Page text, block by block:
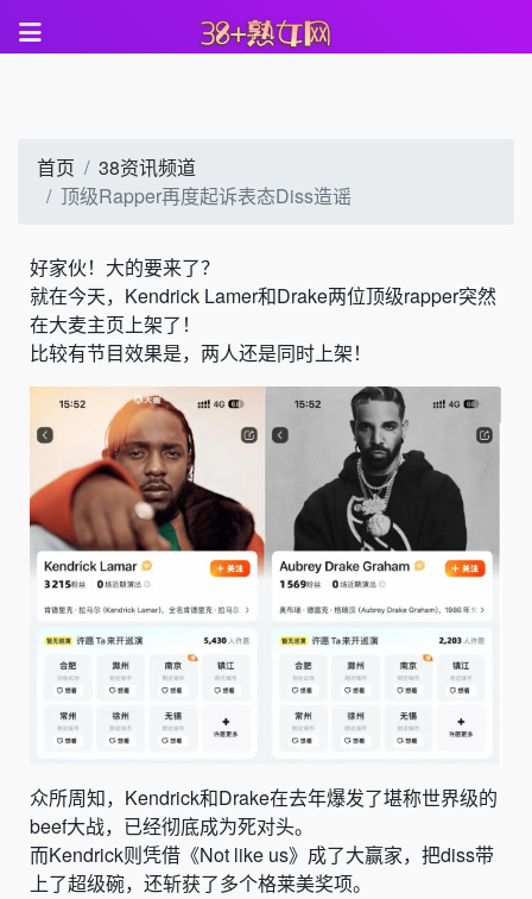
首页
38资讯频道
顶级Rapper再度起诉表态Diss造谣
好家伙！大的要来了？
就在今天，Kendrick Lamer和Drake两位顶级rapper突然
在大麦主页上架了！
比较有节目效果是，两人还是同时上架！
众所周知，Kendrick和Drake在去年爆发了堪称世界级的
beef大战，已经彻底成为死对头。
而Kendrick则凭借《Not like us》成了大赢家，把diss带
上了超级碗，还斩获了多个格莱美奖项。